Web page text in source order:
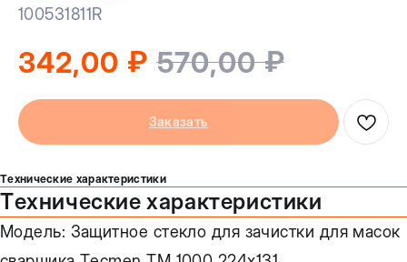
100531811R
342,00 ₽ 570,00 ₽
Заказать
Технические характеристики
Технические характеристики
Модель: Защитное стекло для зачистки для масок